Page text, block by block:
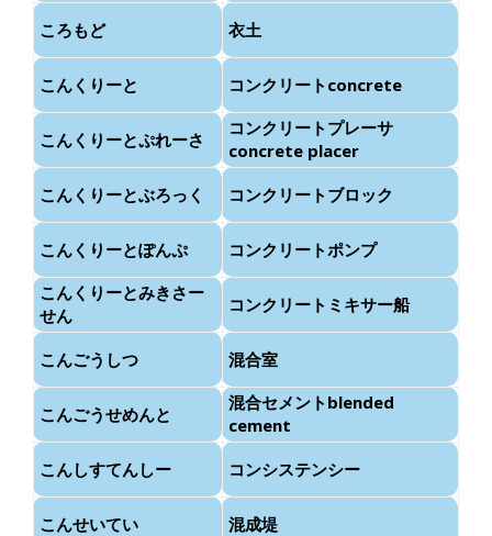
ころもど 衣土
こんくりーと コンクリートconcrete
こんくりーとぷれーさ
コンクリートプレーサ
concrete placer
こんくりーとぶろっく
コンクリートブロック
こんくりーとぽんぷ
コンクリートポンプ
こんくりーとみきさー
せん
コンクリートミキサー船
こんごうしつ 混合室
こんごうせめんと
混合セメントblended
cement
こんしすてんしー
コンシステンシー
こんせいてい 混成堤